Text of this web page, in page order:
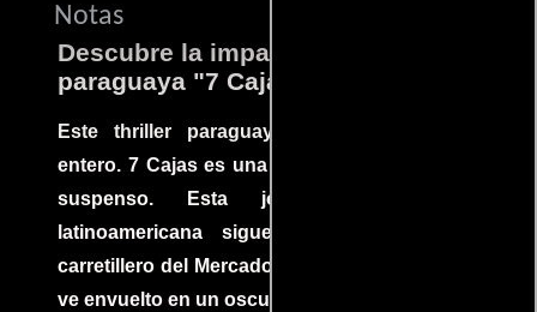
Notas
Descubre la impactante película
paraguaya "7 Cajas"
Este thriller paraguayo cautivó al mundo
entero. 7 Cajas es una explosión de acción y
suspenso. Esta joya cinematográfica
latinoamericana sigue la historia de un
carretillero del Mercado 4 de Asunción que se
ve envuelto en un oscuro mundo de crimen